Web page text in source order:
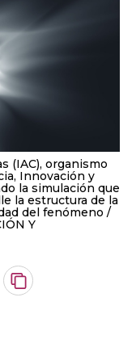
(IAC), organismo
Innovación y
la simulación que
la estructura de la
del fenómeno
Y
Copiar